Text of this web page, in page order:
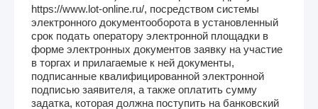
https://www.lot-online.ru/, посредством системы
электронного документооборота в установленный
срок подать оператору электронной площадки в
форме электронных документов заявку на участие
в торгах и прилагаемые к ней документы,
подписанные квалифицированной электронной
подписью заявителя, а также оплатить сумму
задатка, которая должна поступить на банковский